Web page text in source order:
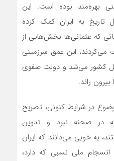
بهره‌مند بوده‌ است. این
تاریخ به ایران کمک کرده
که عثمانی‌ها بخش‌هایی از
می‌کردند، این عمق سرزمینی
کل کشور می‌شد و دولت صفوی
راند.
در شرایط کنونی، تصریح
در صحنه نبرد و تدوین
به خوبی می‌دانند که ایران
ملی نسبی که دارد،